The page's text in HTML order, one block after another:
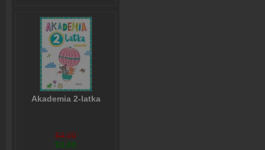
Akademia 2-latka
$4,00
$3,00